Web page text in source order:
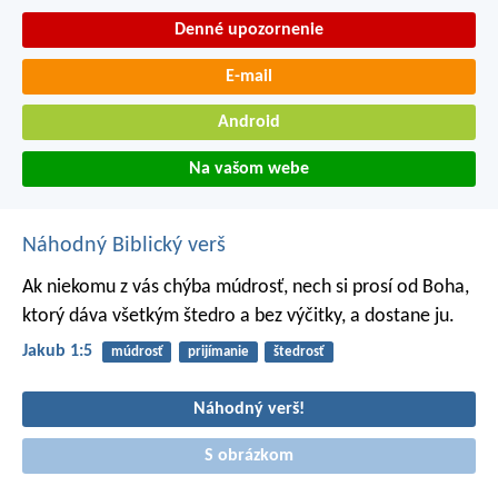
Denné upozornenie
E-mail
Android
Na vašom webe
Náhodný Biblický verš
Ak niekomu z vás chýba múdrosť, nech si prosí od Boha,
ktorý dáva všetkým štedro a bez výčitky, a dostane ju.
Jakub 1:5 múdrosť prijímanie štedrosť
Náhodný verš!
S obrázkom